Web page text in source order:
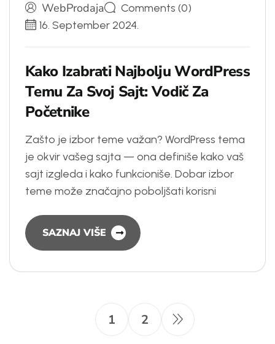
WebProdaja
Comments (0)
16. September 2024.
Kako Izabrati NajboljuWordPress
Temu Za Svoj Sajt: Vodič Za
Početnike
Zašto je izbor teme važan? WordPress tema
je okvir vašeg sajta — ona definiše kako vaš
sajt izgleda i kako funkcioniše. Dobar izbor
teme može značajno poboljšati korisni
SAZNAJ VIŠE
1 2